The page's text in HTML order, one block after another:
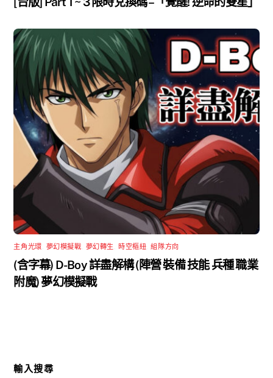
主角光環 夢幻模擬戰 夢幻轉生 時空樞紐 ,組隊方向
(含字幕) D-Boy 詳盡解構 (陣營 裝備 技能 兵種 職業
附魔) 夢幻模擬戰
輸入搜尋